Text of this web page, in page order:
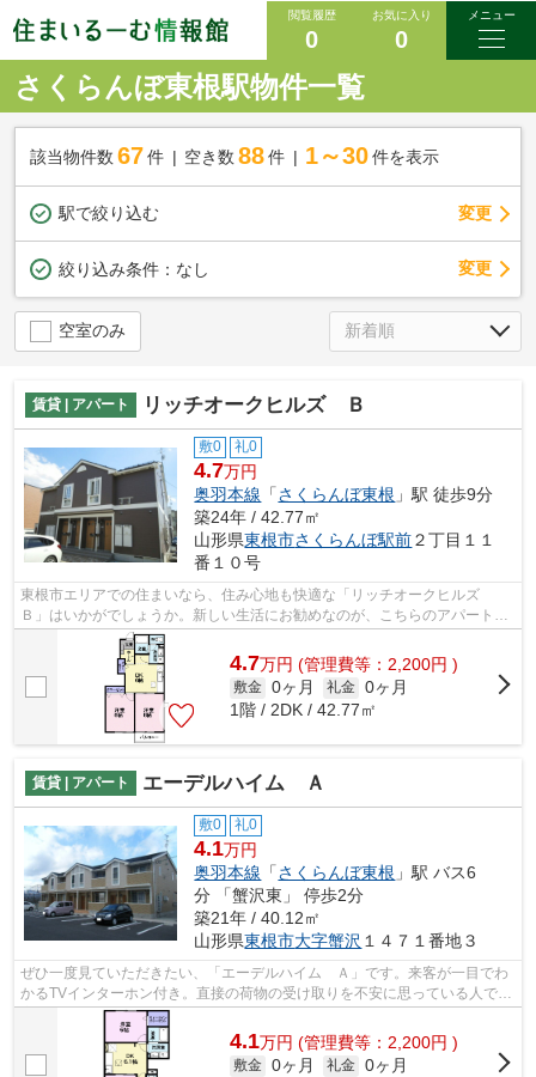
閲覧履歴
0
お気に入り
0
メニュー
さくらんぼ東根駅物件一覧
該当物件数 67件 空き数 88 件 1～30 件を表示
駅で絞り込む 変更
絞り込み条件： なし 変更
空室のみ
賃貸 | アパート リッチオークヒルズ Ｂ
敷0 礼0
4.7万円
奥羽本線 「さくらんぼ東根 」駅 徒歩9分
築24年 / 42.77㎡
山形県東根市さくらんぼ駅前２丁目１１
番１０号
東根市エリアでの住まいなら、住み心地も快適な「リッチオークヒルズ
Ｂ」はいかがでしょうか。新しい生活にお勧めなのが、こちらのアパートで
す。根強いニーズを誇る駅近の物件とな...
4.7万円 (管理費等：2,200円 )
敷金 0ヶ月 礼金 0ヶ月
1階 / 2DK / 42.77㎡
賃貸 | アパート エーデルハイム Ａ
敷0 礼0
4.1万円
奥羽本線 「さくらんぼ東根 」駅 バス6
分 「蟹沢東」 停歩2分
築21年 / 40.12㎡
山形県東根市大字蟹沢 １４７１番地３
ぜひ一度見ていただきたい、「エーデルハイム Ａ」です。来客が一目でわ
かるTVインターホン付き。直接の荷物の受け取りを不安に思っている人でも
宅配ボックスがあれば接触せずに荷物...
4.1万円 (管理費等：2,200円 )
敷金 0ヶ月 礼金 0ヶ月